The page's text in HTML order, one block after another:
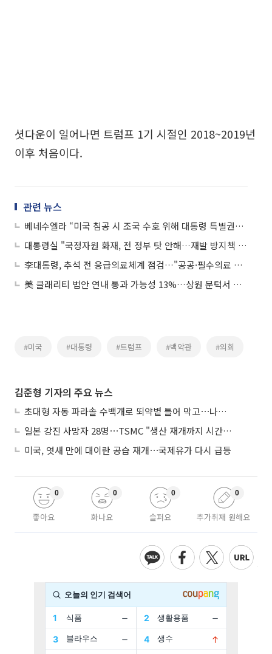
셧다운이 일어나면 트럼프 1기 시절인 2018~2019년
이후 처음이다.
관련 뉴스
베네수엘라 “미국 침공 시 조국 수호 위해 대통령 특별권한 발동”
대통령실 "국정자원 화재, 전 정부 탓 안해…재발 방지책 마련할 것"
李대통령, 추석 전 응급의료체계 점검…"공공·필수의료 확충 중요"
美 클래리티 법안 연내 통과 가능성 13%…상원 문턱서 제동
#미국 #대통령 #트럼프 #백악관 #의회
김준형 기자의 주요 뉴스
초대형 자동 파라솔 수백개로 뙤약볕 틀어 막고⋯나라별 폭염 생존법
일본 강진 사망자 28명⋯TSMC "생산 재개까지 시간 필요해"
미국, 엿새 만에 대이란 공습 재개⋯국제유가 다시 급등
좋아요
0
화나요
0
슬퍼요
0
추가취재 원해요
0